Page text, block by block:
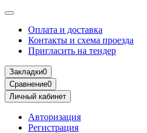
Оплата и доставка
Контакты и схема проезда
Пригласить на тендер
Закладки0
Сравнение0
Личный кабинет
Авторизация
Регистрация